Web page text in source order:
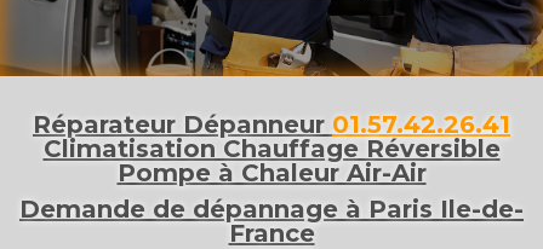
Réparateur Dépanneur 01.57.42.26.41
Climatisation Chauffage Réversible
Pompe à Chaleur Air-Air
Demande de dépannage à Paris Ile-de-
France